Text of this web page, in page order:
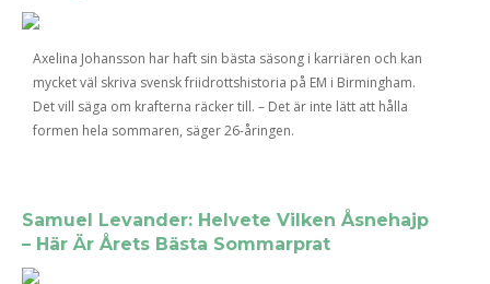
Axelina Johansson har haft sin bästa säsong i karriären och kan
mycket väl skriva svensk friidrottshistoria på EM i Birmingham.
Det vill säga om krafterna räcker till. – Det är inte lätt att hålla
formen hela sommaren, säger 26-åringen.
Samuel Levander: Helvete Vilken Åsnehajp
– Här Är Årets Bästa Sommarprat